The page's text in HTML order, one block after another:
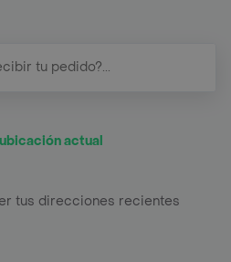
actual
tus direcciones recientes